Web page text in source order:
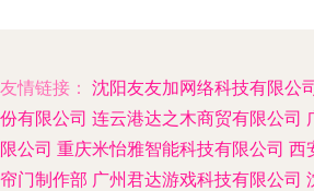
友情链接： 沈阳友友加网络科技有限公
份有限公司 连云港达之木商贸有限公司
限公司 重庆米怡雅智能科技有限公司 西
帘门制作部 广州君达游戏科技有限公司